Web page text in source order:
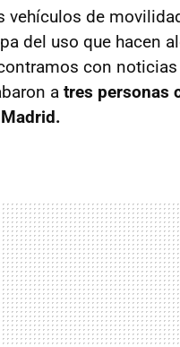
vehículos de
del uso que hacen
con
a tres personas